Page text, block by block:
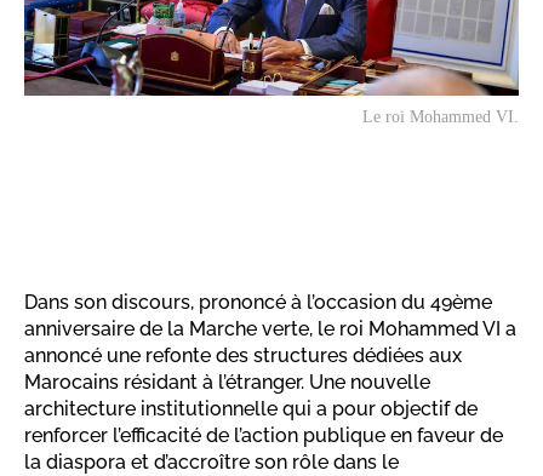
Le roi Mohammed VI.
Dans son discours, prononcé à l’occasion du 49ème
anniversaire de la Marche verte, le roi Mohammed VI a
annoncé une refonte des structures dédiées aux
Marocains résidant à l’étranger. Une nouvelle
architecture institutionnelle qui a pour objectif de
renforcer l’efficacité de l’action publique en faveur de
la diaspora et d’accroître son rôle dans le